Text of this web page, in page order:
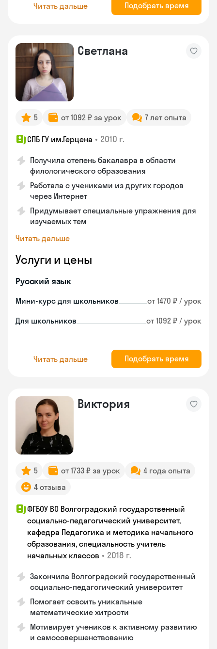
Читать дальше Подобрать время
Светлана
5 от 1092 ₽ за урок 7 лет опыта
СПБ ГУ им.Герцена • 2010 г.
Получила степень бакалавра в области
филологического образования
Работала с учениками из других городов
через Интернет
Придумывает специальные упражнения для
изучаемых тем
Читать дальше
Услуги и цены
Русский язык
Мини-курс для школьников от 1470 ₽ / урок
Для школьников от 1092 ₽ / урок
Читать дальше Подобрать время
Виктория
5 от 1733 ₽ за урок
4 года опыта
4 отзыва
ФГБОУ ВО Волгоградский государственный
социально-педагогический университет,
кафедра Педагогика и методика начального
образования, специальность учитель
начальных классов • 2018 г.
Закончила Волгоградский государственный
социально-педагогический университет
Помогает освоить уникальные
математические хитрости
Мотивирует учеников к активному развитию
и самосовершенствованию